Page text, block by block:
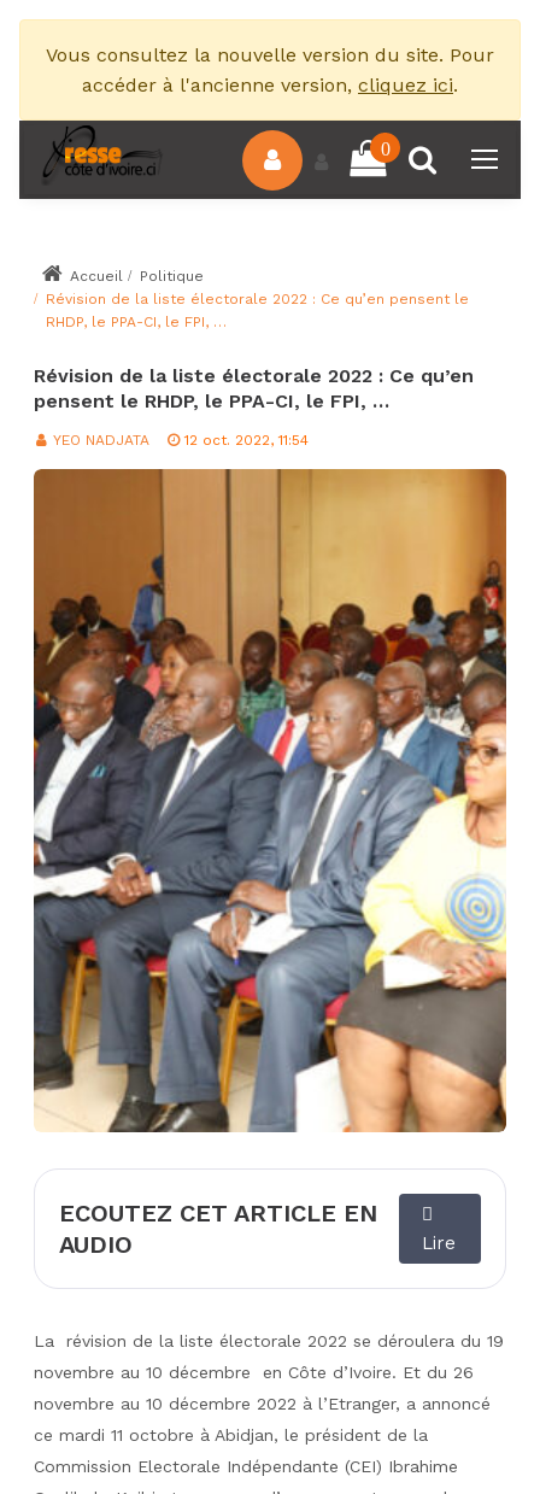
Vous consultez la nouvelle version du site. Pour
accéder à l'ancienne version, cliquez ici.
0
Accueil
Politique
Révision de la liste électorale 2022 : Ce qu’en pensent le
RHDP, le PPA-CI, le FPI, …
Révision de la liste électorale 2022 : Ce qu’en
pensent le RHDP, le PPA-CI, le FPI, …
YEO NADJATA 12 oct. 2022, 11:54
ECOUTEZ CET ARTICLE EN
AUDIO
Lire
La révision de la liste électorale 2022 se déroulera du 19
novembre au 10 décembre en Côte d’Ivoire. Et du 26
novembre au 10 décembre 2022 à l’Etranger, a annoncé
ce mardi 11 octobre à Abidjan, le président de la
Commission Electorale Indépendante (CEI) Ibrahime